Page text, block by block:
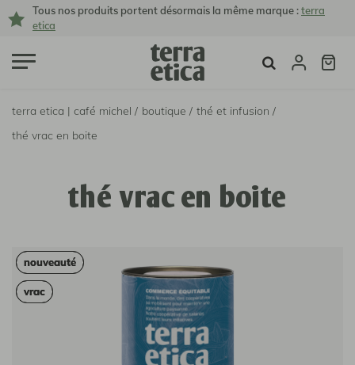
Tous nos produits portent désormais la même marque :terra
etica
terra etica | café michel / boutique / thé et infusion /
thé vrac en boite
thé vrac en boite
nouveauté
vrac
nouveauté
vrac